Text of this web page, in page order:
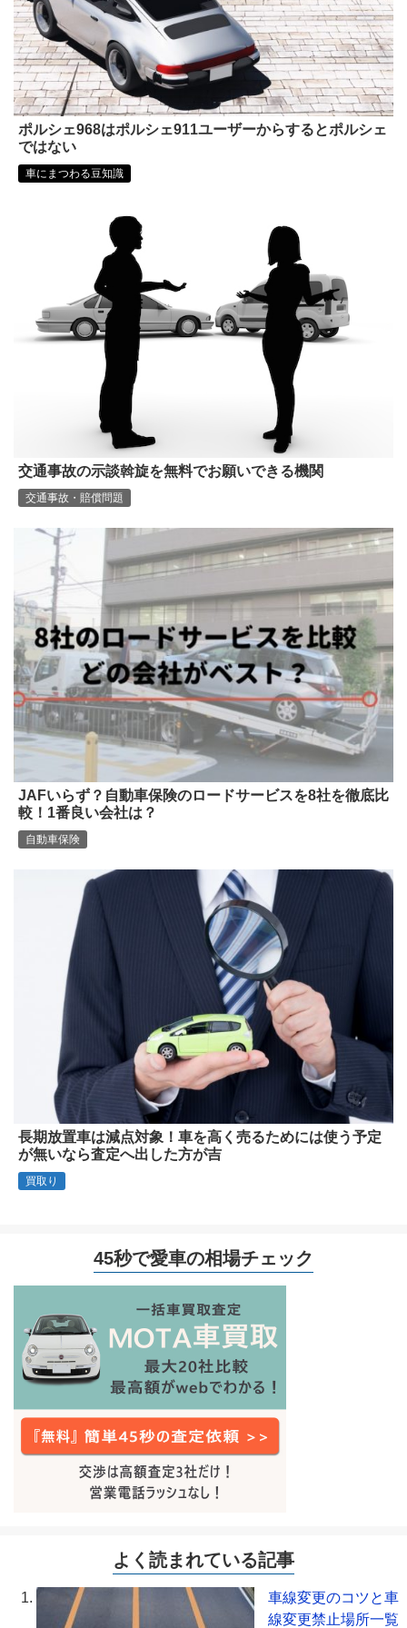
ポルシェ968はポルシェ911ユーザーからするとポルシェ
ではない
車にまつわる豆知識
交通事故の示談斡旋を無料でお願いできる機関
交通事故・賠償問題
JAFいらず？自動車保険のロードサービスを8社を徹底比
較！1番良い会社は？
自動車保険
長期放置車は減点対象！車を高く売るためには使う予定
が無いなら査定へ出した方が吉
買取り
45秒で愛車の相場チェック
よく読まれている記事
車線変更のコツと車
線変更禁止場所一覧